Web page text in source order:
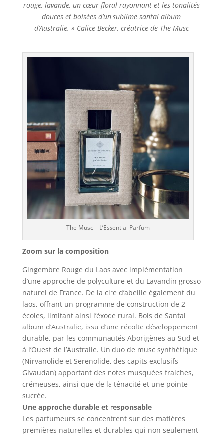
rouge, lavande, un cœur floral rayonnant et les tonalités
douces et boisées d’un sublime santal album
d’Australie. » Calice Becker, créatrice de The Musc
The Musc – L’Essential Parfum
Zoom sur la composition
Gingembre Rouge du Laos avec implémentation
d’une approche de polyculture et du Lavandin grosso
naturel de France. De la cire d’abeille également du
laos, offrant un programme de construction de 2
écoles, limitant ainsi l’éxode rural. Bois de Santal
album d’Australie, issu d’une récolte développement
durable, par les communautés Aborigènes au Sud et
à l’Ouest de l’Australie. Un duo de musc synthétique
(Nirvanolide et Serenolide, des capits exclusifs
Givaudan) apportant des notes musquées fraiches,
crémeuses, ainsi que de la ténacité et une pointe
sucrée.
Une approche durable et responsable
Les parfumeurs se concentrent sur des matières
premières naturelles et durables qui non seulement